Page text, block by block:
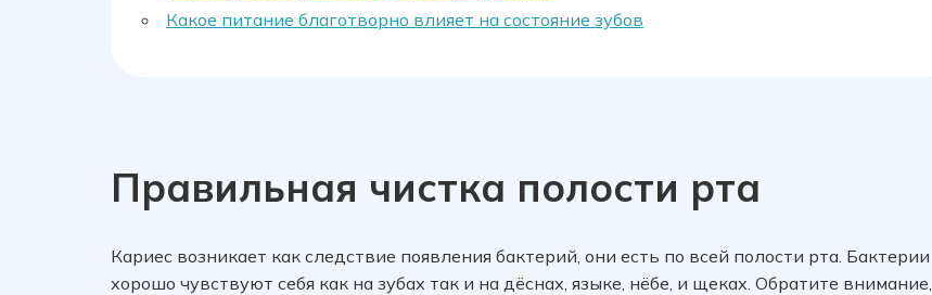
Какое питание благотворно влияет на состояние зубов
Правильная чистка полости рта
Кариес возникает как следствие появления бактерий, они есть по всей полости рта. Бактерии
хорошо чувствуют себя как на зубах так и на дёснах, языке, нёбе, и щеках. Обратите внимание,